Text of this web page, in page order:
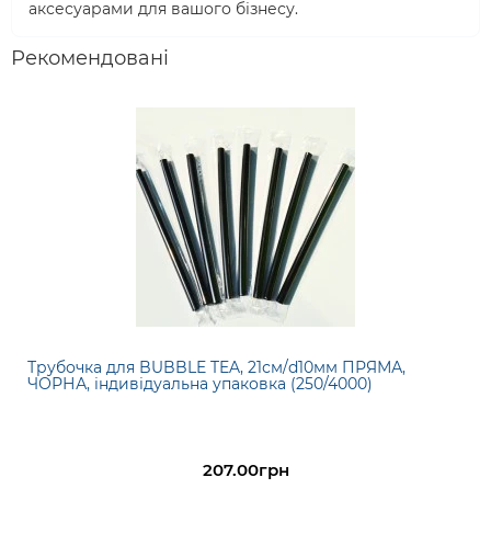
аксесуарами для вашого бізнесу.
Рекомендовані
Трубочка для BUBBLE TEA, 21см/d10мм ПРЯМА,
ЧОРНА, індивідуальна упаковка (250/4000)
207.00грн